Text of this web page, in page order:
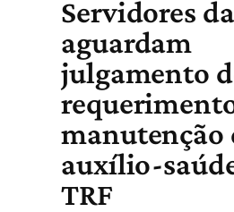
Servidores
aguardam
julgamento
manutenção
auxílio-
TRF